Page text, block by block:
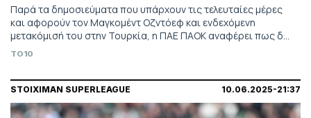
Παρά τα δημοσιεύματα που υπάρχουν τις τελευταίες μέρες
και αφορούν τον Μαγκομέντ Οζντόεφ και ενδεχόμενη
μετακόμισή του στην Τουρκία, η ΠΑΕ ΠΑΟΚ αναφέρει πως δεν
υπάρχει κανένα θέμα.
TO10
STOIXIMAN SUPERLEAGUE 10.06.2025-21:37